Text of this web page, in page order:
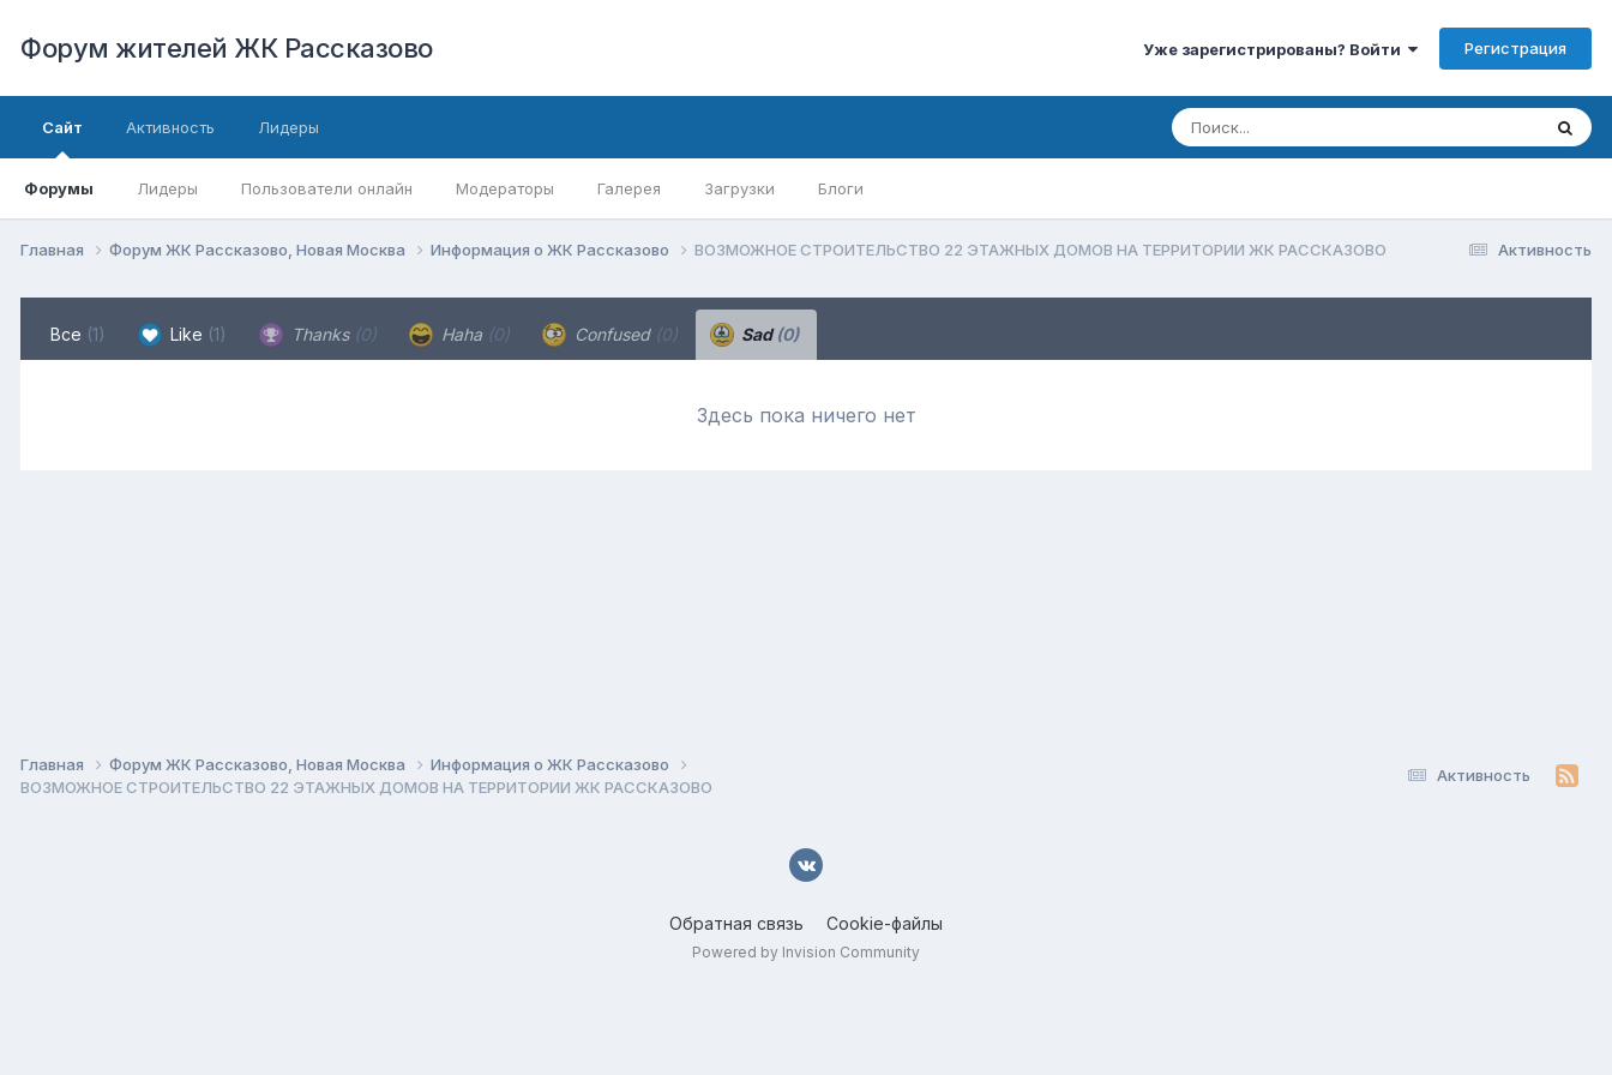
Форум жителей ЖК Рассказово Уже зарегистрированы? Войти Регистрация
Сайт
Форумы Лидеры Пользователи онлайн Модераторы Галерея Загрузки Блоги
Активность Лидеры
Активность
Главная Форум ЖК Рассказово, Новая Москва Информация о ЖК Рассказово ВОЗМОЖНОЕ СТРОИТЕЛЬСТВО 22 ЭТАЖНЫХ ДОМОВ НА ТЕРРИТОРИИ ЖК РАССКАЗОВО
Все (1) Like (1) Thanks (0) Haha (0) Confused (0) Sad(0)
Здесь пока ничего нет
Активность
Главная Форум ЖК Рассказово, Новая Москва
Информация о ЖК Рассказово
ВОЗМОЖНОЕ СТРОИТЕЛЬСТВО 22 ЭТАЖНЫХ ДОМОВ НА ТЕРРИТОРИИ ЖК РАССКАЗОВО
Обратная связь Cookie-файлы
Powered by Invision Community